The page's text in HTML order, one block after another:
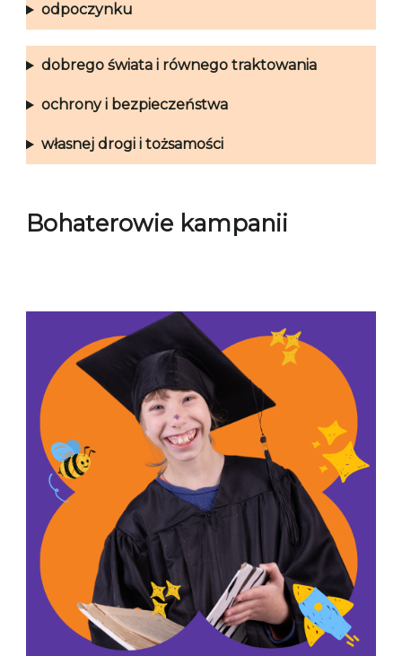
odpoczynku
dobrego świata i równego traktowania
ochrony i bezpieczeństwa
własnej drogi i tożsamości
Bohaterowie kampanii